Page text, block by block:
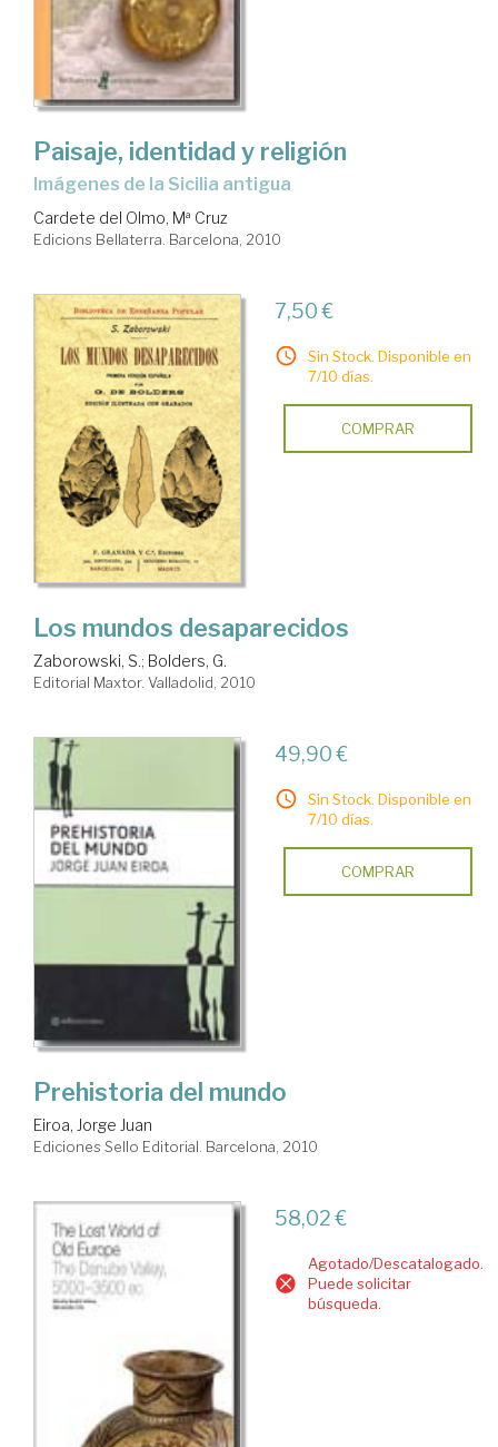
Paisaje, identidad y religión
imágenes de la Sicilia antigua
Cardete del Olmo, Mª Cruz
Edicions Bellaterra. Barcelona, 2010
7,50 €
Sin Stock. Disponible en
7/10 días.
COMPRAR
Los mundos desaparecidos
Zaborowski, S.; Bolders, G.
Editorial Maxtor. Valladolid, 2010
49,90 €
Sin Stock. Disponible en
7/10 días.
COMPRAR
Prehistoria del mundo
Eiroa, Jorge Juan
Ediciones Sello Editorial. Barcelona, 2010
58,02 €
Agotado/Descatalogado.
Puede solicitar
búsqueda.